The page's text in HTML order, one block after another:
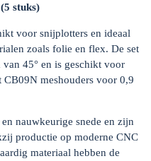
stuks)
voor snijplotters en ideaal
zoals folie en flex. De set
45° en is geschikt voor
meshouders voor 0,9
nauwkeurige snede en zijn
productie op moderne CNC
materiaal hebben de